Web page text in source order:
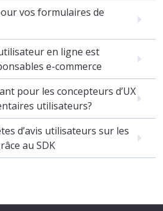
vos formulaires de
en ligne est
e-commerce
pour les concepteurs d’UX
utilisateurs?
d’avis utilisateurs sur les
au SDK